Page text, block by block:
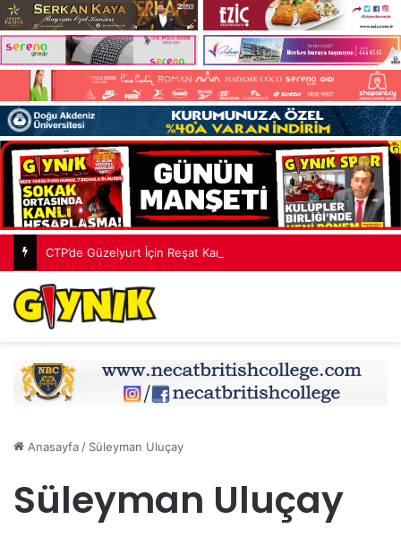
CTP’de Güzelyurt İçin Reşat Kansoy Dönemi
Anasayfa / Süleyman Uluçay
Süleyman Uluçay